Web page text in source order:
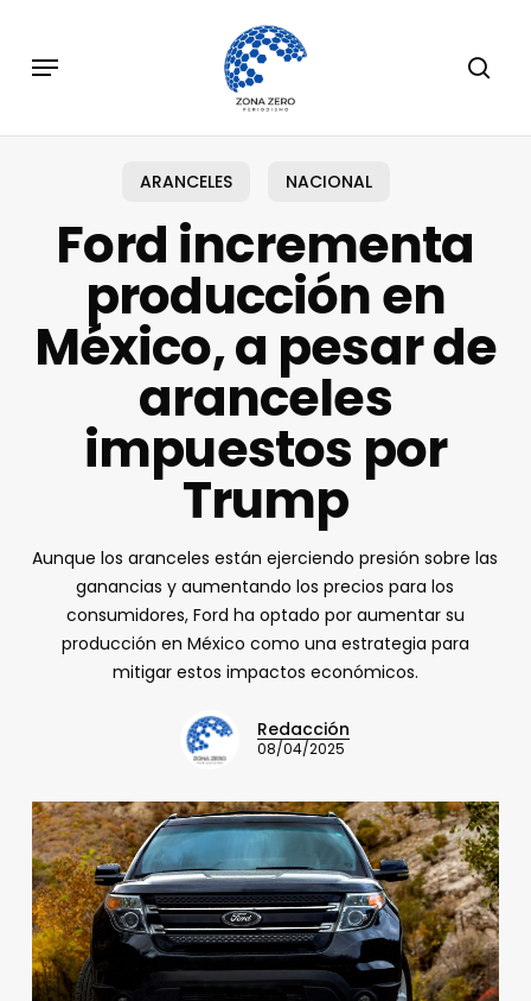
main
Menu
ARANCELES NACIONAL
Ford incrementa
producción en
México, a pesar de
aranceles
impuestos por
Trump
Aunque los aranceles están ejerciendo presión sobre las
ganancias y aumentando los precios para los
consumidores, Ford ha optado por aumentar su
producción en México como una estrategia para
mitigar estos impactos económicos.
Redacción
08/04/2025